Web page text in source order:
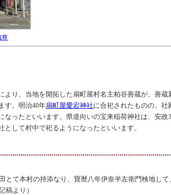
尊
り、当地を開拓した扇町屋村名主粕谷善蔵が、善蔵
す。明治40年扇町屋愛宕神社に合祀されたものの、社
ったといいます。県道向いの宝来稲荷神社は、安政
して村中で祀るようになったといいます。
とて本村の持添なり、寶暦八年伊奈半左衛門検地し
稿より）